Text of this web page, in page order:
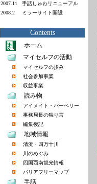
2007.11
手話しゅわリニューアル
2008.2
ミラーサイト 開設
Contents
ホーム
マイセルフの活動
マイセルフの歩み
社会参加事業
収益事業
読み物
アイメイト・バーベリー
事務局長の独り言
編集後記
地域情報
清流・四万十川
川のめぐみ
四国西南観光情報
バリアフリーマップ
手話